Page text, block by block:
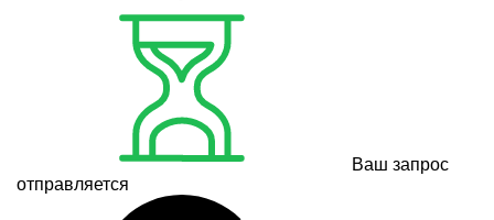
Ваш запрос
отправляется